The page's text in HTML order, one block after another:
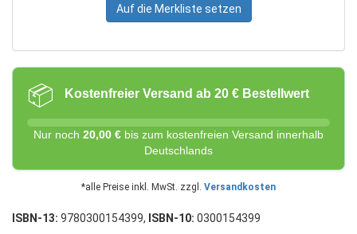
Auf die Merkliste setzen
📦 Kostenfreier Versand ab 20 € Bestellwert
Nur noch 20,00 € bis zum kostenfreien Versand innerhalb
Deutschlands
*alle Preise inkl. MwSt. zzgl. Versandkosten
ISBN-13: 9780300154399, ISBN-10: 0300154399